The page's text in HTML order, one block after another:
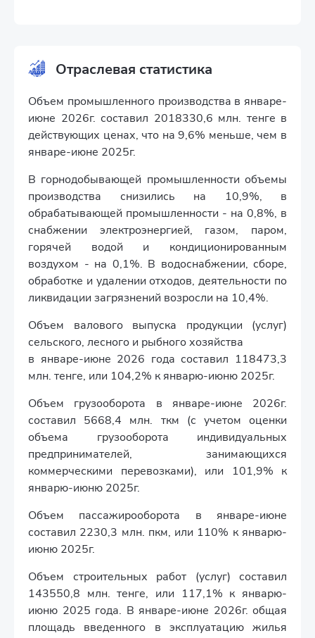
Отраслевая статистика
Объем промышленного производства в январе-
июне 2026г. составил 2018330,6 млн. тенге в
действующих ценах, что на 9,6% меньше, чем в
январе-июне 2025г.
В горнодобывающей промышленности объемы
производства снизились на 10,9%, в
обрабатывающей промышленности - на 0,8%, в
снабжении электроэнергией, газом, паром,
горячей водой и кондиционированным
воздухом - на 0,1%. В водоснабжении, сборе,
обработке и удалении отходов, деятельности по
ликвидации загрязнений возросли на 10,4%.
Объем валового выпуска продукции (услуг)
сельского, лесного и рыбного хозяйства
в январе-июне 2026 года составил 118473,3
млн. тенге, или 104,2% к январю-июню 2025г.
Объем грузооборота в январе-июне 2026г.
составил 5668,4 млн. ткм (с учетом оценки
объема грузооборота индивидуальных
предпринимателей, занимающихся
коммерческими перевозками), или 101,9% к
январю-июню 2025г.
Объем пассажирооборота в январе-июне
составил 2230,3 млн. пкм, или 110% к январю-
июню 2025г.
Объем строительных работ (услуг) составил
143550,8 млн. тенге, или 117,1% к январю-
июню 2025 года. В январе-июне 2026г. общая
площадь введенного в эксплуатацию жилья